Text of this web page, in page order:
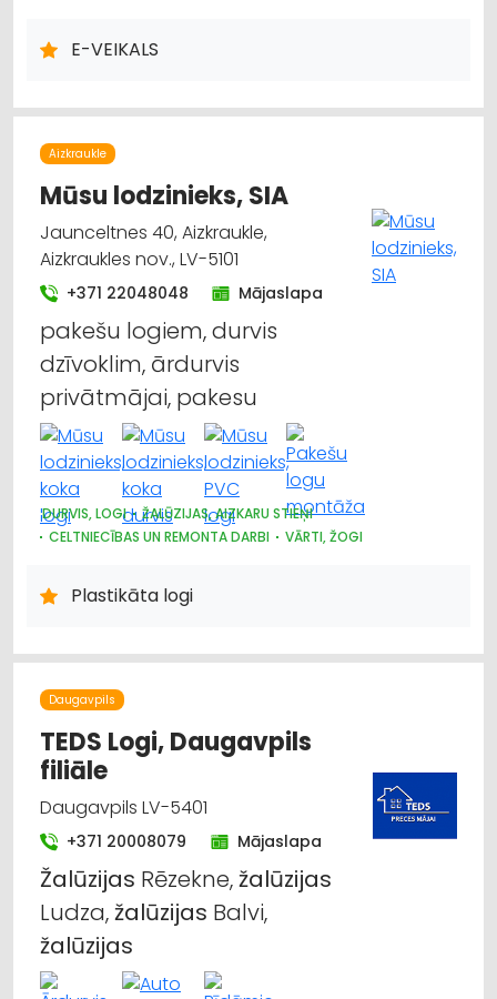
DŪMVADI, TO IZGATAVOŠANA, UZSTĀDĪŠANA
METĀLIZSTRĀDĀJUMI
AUTO RIEPU, AUTO DISKU TIRDZNIECĪBA
E-VEIKALS
Aizkraukle
Mūsu lodzinieks, SIA
Jaunceltnes 40, Aizkraukle,
Aizkraukles nov., LV-5101
+371 22048048 Mājaslapa
pakešu logiem, durvis
dzīvoklim, ārdurvis
privātmājai, pakesu
DURVIS, LOGI
ŽALŪZIJAS, AIZKARU STIEŅI
CELTNIECĪBAS UN REMONTA DARBI
VĀRTI, ŽOGI
Plastikāta logi
Daugavpils
TEDS Logi, Daugavpils
filiāle
Daugavpils LV-5401
+371 20008079 Mājaslapa
Žalūzijas Rēzekne,žalūzijas
Ludza,žalūzijas Balvi,
žalūzijas